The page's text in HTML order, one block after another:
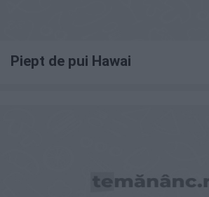
Piept de pui Hawai